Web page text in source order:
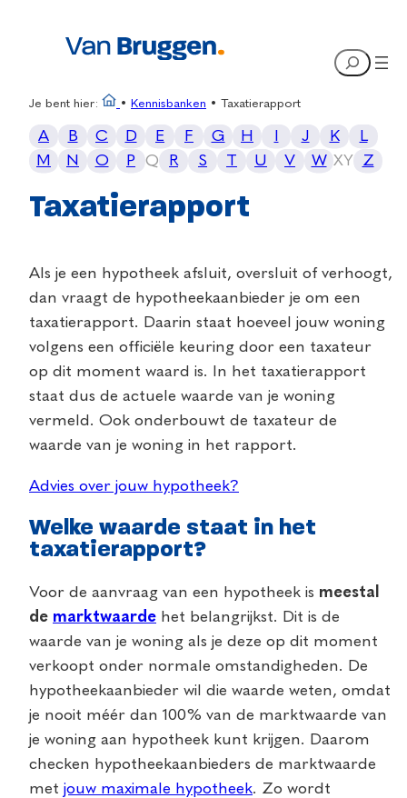
Search
Je bent hier: • Kennisbanken • Taxatierapport
A B C D E F G H J K
L
M
N O P Q R S T U V W XY Z
Taxatierapport
Als je een hypotheek afsluit, oversluit of verhoogt,
dan vraagt de hypotheekaanbieder je om een
taxatierapport. Daarin staat hoeveel jouw woning
volgens een officiële keuring door een taxateur
op dit moment waard is. In het taxatierapport
staat dus de actuele waarde van je woning
vermeld. Ook onderbouwt de taxateur de
waarde van je woning in het rapport.
Advies over jouw hypotheek?
Welke waarde staat in het
taxatierapport?
Voor de aanvraag van een hypotheek is meestal
de marktwaarde het belangrijkst. Dit is de
waarde van je woning als je deze op dit moment
verkoopt onder normale omstandigheden. De
hypotheekaanbieder wil die waarde weten, omdat
je nooit méér dan 100% van de marktwaarde van
je woning aan hypotheek kunt krijgen. Daarom
checken hypotheekaanbieders de marktwaarde
met jouw maximale hypotheek. Zo wordt